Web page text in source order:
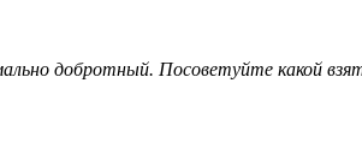
добротный. Посоветуйте какой